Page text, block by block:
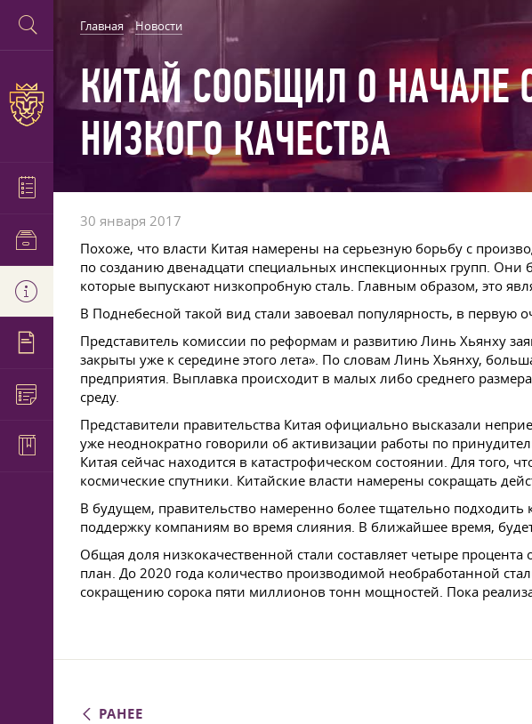
Главная Новости
КИТАЙ СООБЩИЛ О НАЧАЛЕ
НИЗКОГО КАЧЕСТВА
30 января 2017
Похоже, что власти Китая намерены на серьезную борьбу с
по созданию двенадцати специальных инспекционных групп. Они
которые выпускают низкопробную сталь. Главным образом, это
В Поднебесной такой вид стали завоевал популярность, в первую
Представитель комиссии по реформам и развитию Линь Хьянху
закрыты уже к середине этого лета». По словам Линь Хьянху,
предприятия. Выплавка происходит в малых либо среднего
среду.
Представители правительства Китая официально высказали
уже неоднократно говорили об активизации работы по
Китая сейчас находится в катастрофическом состоянии. Для того,
космические спутники. Китайские власти намерены сокращать
В будущем, правительство намеренно более тщательно
поддержку компаниям во время слияния. В ближайшее время,
Общая доля низкокачественной стали составляет четыре
план. До 2020 года количество производимой необработанной
сокращению сорока пяти миллионов тонн мощностей. Пока
РАНЕЕ